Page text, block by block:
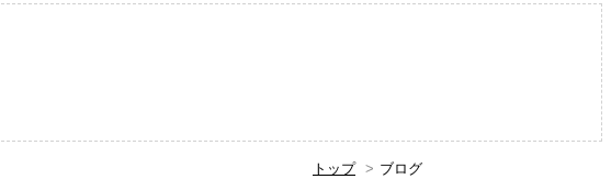
トップ ブログ